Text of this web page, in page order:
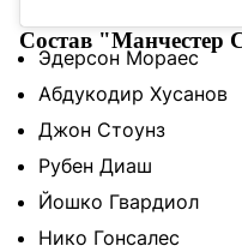
Состав "Манчестер
Эдерсон Мораес
Абдукодир Хусанов
Джон Стоунз
Рубен Диаш
Йошко Гвардиол
Нико Гонсалес